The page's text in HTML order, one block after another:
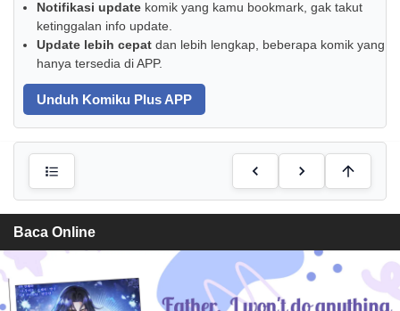
Notifikasi update komik yang kamu bookmark, gak takut
ketinggalan info update.
Update lebih cepat dan lebih lengkap, beberapa komik yang
hanya tersedia di APP.
Unduh Komiku Plus APP
Baca Online